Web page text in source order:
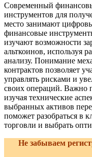
Современный
инструментов для
место занимают
финансовые
изучают возможности
альткоинов, используя
анализу. Понимание
контрактов позволяет
управлять рисками и
своих операций. Важно
изучая технические
выбранных активов
поможет разобраться в
торговли и выбрать
Не забываем